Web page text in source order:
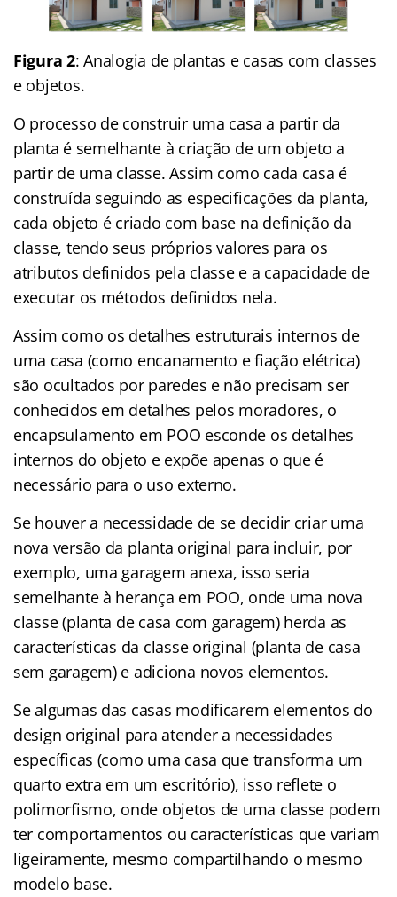
Figura 2: Analogia de plantas e casas com classes
e objetos.
O processo de construir uma casa a partir da
planta é semelhante à criação de um objeto a
partir de uma classe. Assim como cada casa é
construída seguindo as especificações da planta,
cada objeto é criado com base na definição da
classe, tendo seus próprios valores para os
atributos definidos pela classe e a capacidade de
executar os métodos definidos nela.
Assim como os detalhes estruturais internos de
uma casa (como encanamento e fiação elétrica)
são ocultados por paredes e não precisam ser
conhecidos em detalhes pelos moradores, o
encapsulamento em POO esconde os detalhes
internos do objeto e expõe apenas o que é
necessário para o uso externo.
Se houver a necessidade de se decidir criar uma
nova versão da planta original para incluir, por
exemplo, uma garagem anexa, isso seria
semelhante à herança em POO, onde uma nova
classe (planta de casa com garagem) herda as
características da classe original (planta de casa
sem garagem) e adiciona novos elementos.
Se algumas das casas modificarem elementos do
design original para atender a necessidades
específicas (como uma casa que transforma um
quarto extra em um escritório), isso reflete o
polimorfismo, onde objetos de uma classe podem
ter comportamentos ou características que variam
ligeiramente, mesmo compartilhando o mesmo
modelo base.